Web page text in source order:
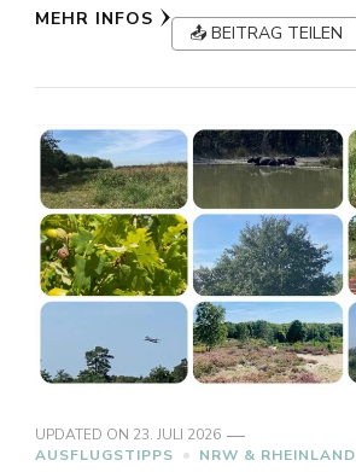
MEHR INFOS
📤 BEITRAG TEILEN
UPDATED ON 23. JULI 2026
AUSFLUGSTIPPS
NRW & RHEINLAND